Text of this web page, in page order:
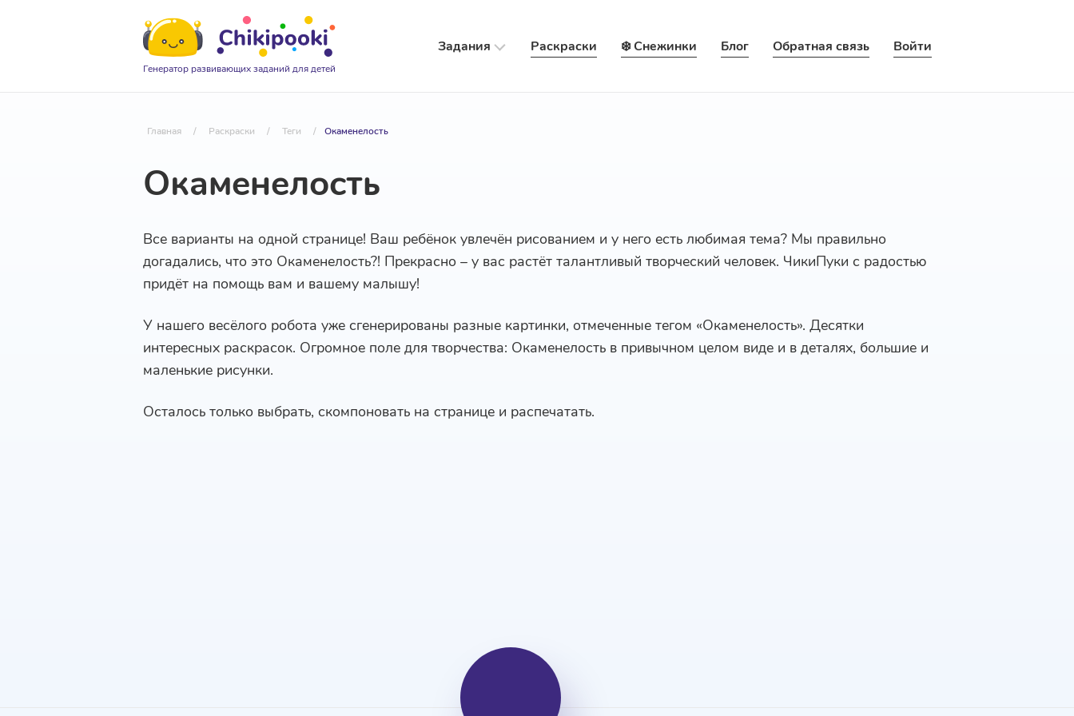
Генератор развивающих заданий для детей
Задания Раскраски ❄️ Снежинки Блог Обратная связь Войти
Главная / Раскраски / Теги / Окаменелость
Окаменелость
Все варианты на одной странице! Ваш ребёнок увлечён рисованием и у него есть любимая тема? Мы правильно
догадались, что это Окаменелость?! Прекрасно – у вас растёт талантливый творческий человек. ЧикиПуки с радостью
придёт на помощь вам и вашему малышу!
У нашего весёлого робота уже сгенерированы разные картинки, отмеченные тегом «Окаменелость». Десятки
интересных раскрасок. Огромное поле для творчества: Окаменелость в привычном целом виде и в деталях, большие и
маленькие рисунки.
Осталось только выбрать, скомпоновать на странице и распечатать.